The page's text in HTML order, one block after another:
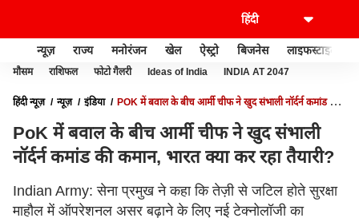
न्यूज़ राज्य मनोरंजन खेल ऐस्ट्रो बिजनेस लाइफस्टाइल
मौसम राशिफल फोटो गैलरी Ideas of India INDIA AT 2047
हिंदी न्यूज़ न्यूज़ इंडिया
POK में बवाल के बीच आर्मी चीफ ने खुद संभाली नॉर्दर्न कमांड की
PoK में बवाल के बीच आर्मी चीफ ने खुद संभाली
नॉर्दर्न कमांड की कमान, भारत क्या कर रहा तैयारी?
Indian Army: सेना प्रमुख ने कहा कि तेज़ी से जटिल होते सुरक्षा
माहौल में ऑपरेशनल असर बढ़ाने के लिए नई टेक्नोलॉजी का